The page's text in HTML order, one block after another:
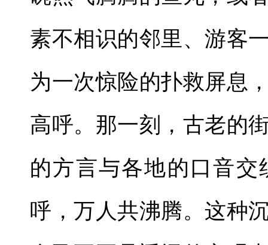
素不相识的邻里、游客
为一次惊险的扑救屏息
高呼。那一刻，古老的
的方言与各地的口音
呼，万人共沸腾。这种